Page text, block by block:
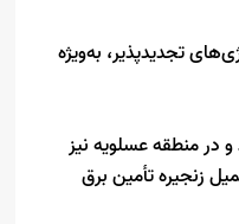
تجدیدپذیر، به‌ویژه
تولید برق وجود دارد و در منطقه عسلویه نیز
زنجیره تأمین برق